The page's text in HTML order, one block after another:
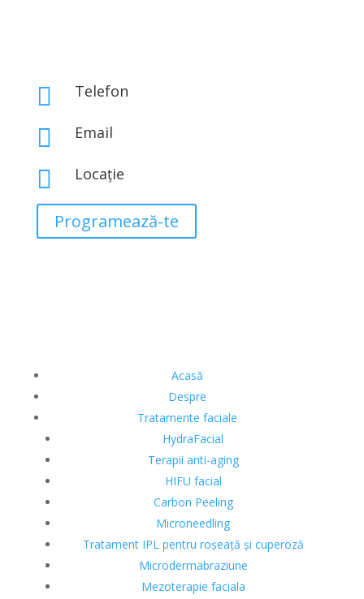
 Telefon
 Email
 Locație
Programează-te
Acasă
Despre
Tratamente faciale
HydraFacial
Terapii anti-aging
HIFU facial
Carbon Peeling
Microneedling
Tratament IPL pentru roșeață și cuperoză
Microdermabraziune
Mezoterapie faciala